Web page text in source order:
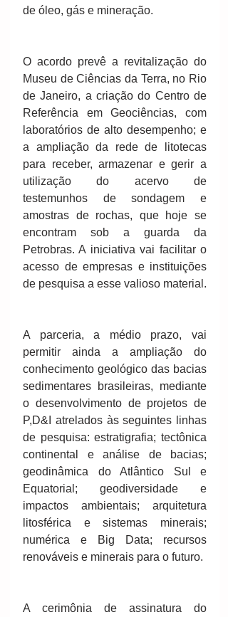
de óleo, gás e mineração.
O acordo prevê a revitalização do
Museu de Ciências da Terra, no Rio
de Janeiro, a criação do Centro de
Referência em Geociências, com
laboratórios de alto desempenho; e
a ampliação da rede de litotecas
para receber, armazenar e gerir a
utilização do acervo de
testemunhos de sondagem e
amostras de rochas, que hoje se
encontram sob a guarda da
Petrobras. A iniciativa vai facilitar o
acesso de empresas e instituições
A parceria, a médio prazo, vai
permitir ainda a ampliação do
conhecimento geológico das bacias
sedimentares brasileiras, mediante
o desenvolvimento de projetos de
P,D&I atrelados às seguintes linhas
de pesquisa: estratigrafia; tectônica
continental e análise de bacias;
geodinâmica do Atlântico Sul e
Equatorial; geodiversidade e
impactos ambientais; arquitetura
litosférica e sistemas minerais;
numérica e Big Data; recursos
renováveis e minerais para o futuro.
A cerimônia de assinatura do